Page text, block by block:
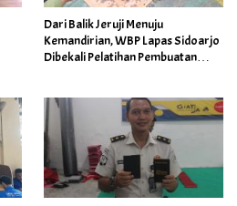
Dari Balik Jeruji Menuju
Kemandirian, WBP Lapas Sidoarjo
Dibekali Pelatihan Pembuatan